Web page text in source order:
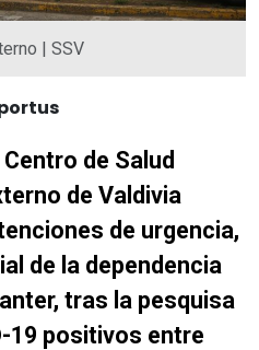
| SSV
de Salud
de Valdivia
de urgencia,
de la dependencia
tras la pesquisa
19 positivos entre